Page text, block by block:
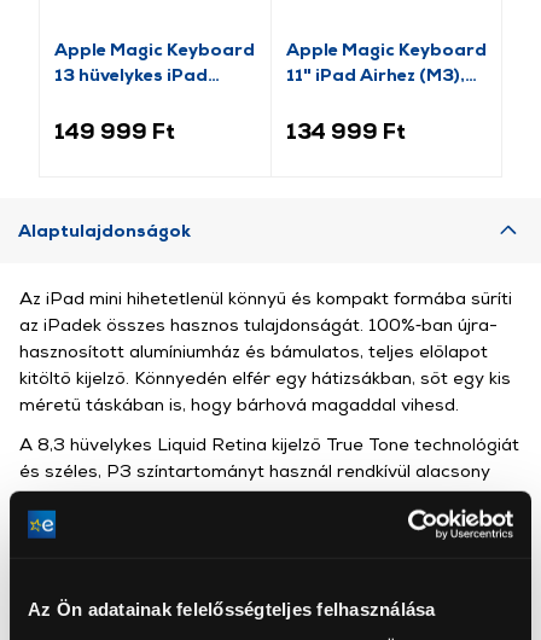
Az Ön adatainak felelősségteljes felhasználása
Apple Magic Keyboard
13 hüvelykes iPad
(MDFW4MG/A)
149 999 Ft
Apple Magic Keyboard
11" iPad Airhez (M3),
134 999 Ft
Alaptulajdonságok
Az iPad mini hihetetlenül könnyű és kompakt formába sűríti
az iPadek összes hasznos tulajdonságát. 100%‑ban újra­
hasznosított alumínium­ház és bámulatos, teljes előlapot
kitöltő kijelző. Könnyedén elfér egy hátizsákban, sőt egy kis
méretű táskában is, hogy bárhová magaddal vihesd.
A 8,3 hüvelykes Liquid Retina kijelző True Tone technológiát
és széles, P3 színtartományt használ rendkívül alacsony
tükröződéssel, így a szöve­gek élesek, a színek pedig
élénkek, bármilyen körül­mények között is nézed.
Csipetnyi, mégis hatalmas.